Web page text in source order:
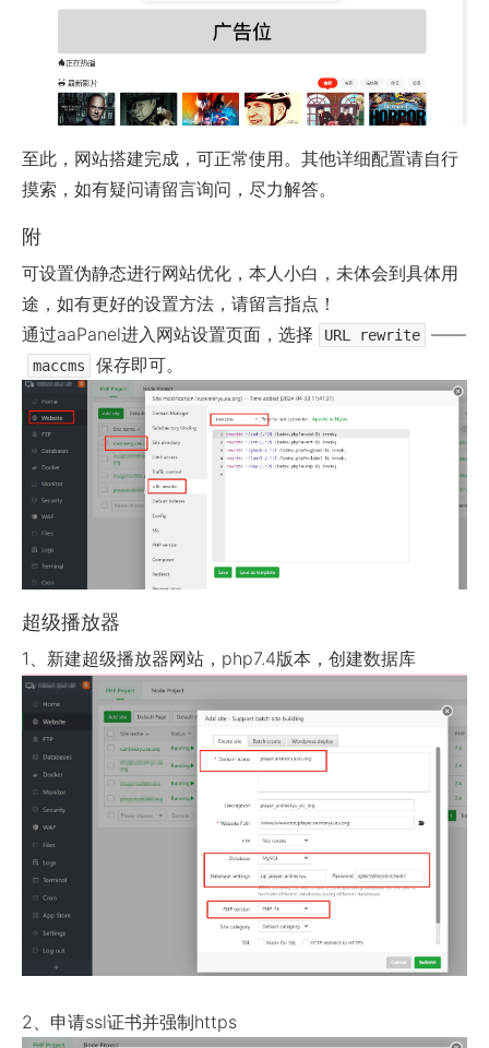
至此，网站搭建完成，可正常使用。其他详细配置请自行
摸索，如有疑问请留言询问，尽力解答。
附
可设置伪静态进行网站优化，本人小白，未体会到具体用
途，如有更好的设置方法，请留言指点！
通过aaPanel进入网站设置页面，选择
URL rewrite ——
maccms 保存即可。
超级播放器
1、新建超级播放器网站，php7.4版本，创建数据库
2、申请ssl证书并强制https